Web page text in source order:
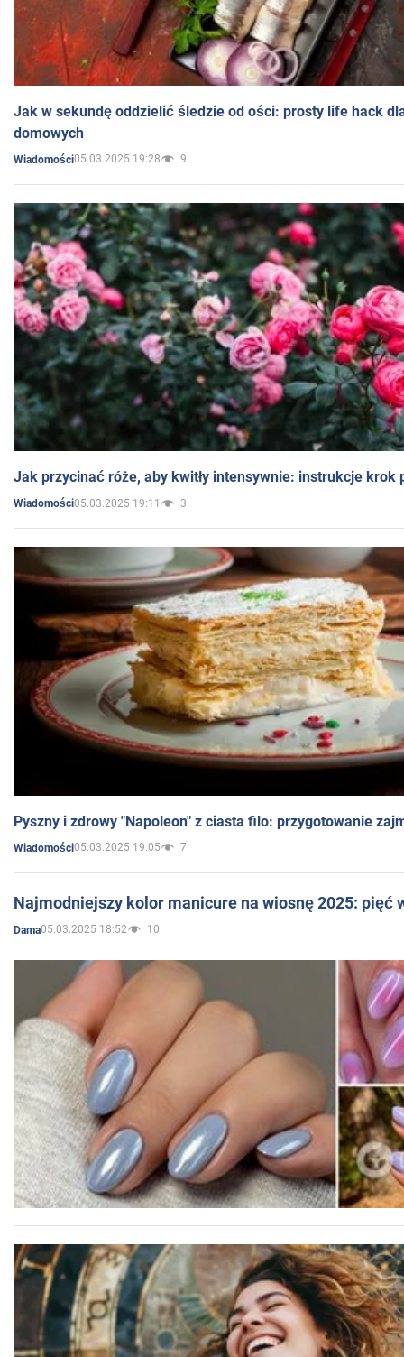
Jak w sekundę oddzielić śledzie od ości: prosty life hack
domowych
Wiadomości05.03.2025 19:28 9
Jak przycinać róże, aby kwitły intensywnie: instrukcje krok
Wiadomości05.03.2025 19:11 3
Pyszny i zdrowy "Napoleon" z ciasta filo: przygotowanie
Wiadomości05.03.2025 19:05 7
Najmodniejszy kolor manicure na wiosnę 2025: pięć
Dama05.03.2025 18:52 10